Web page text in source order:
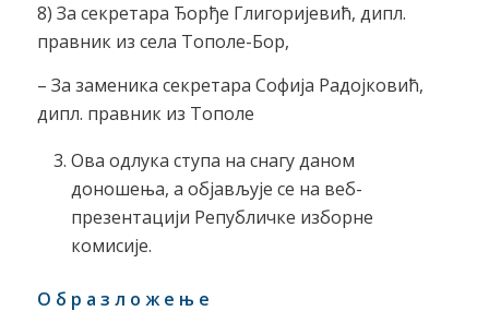
8) За секретара Ђорђе Глигоријевић, дипл.
правник из села Тополе-Бор,
– За заменика секретара Софија Радојковић,
дипл. правник из Тополе
Ова одлука ступа на снагу даном
доношења, а објављује се на веб-
презентацији Републичке изборне
комисије.
О б р а з л о ж е њ е